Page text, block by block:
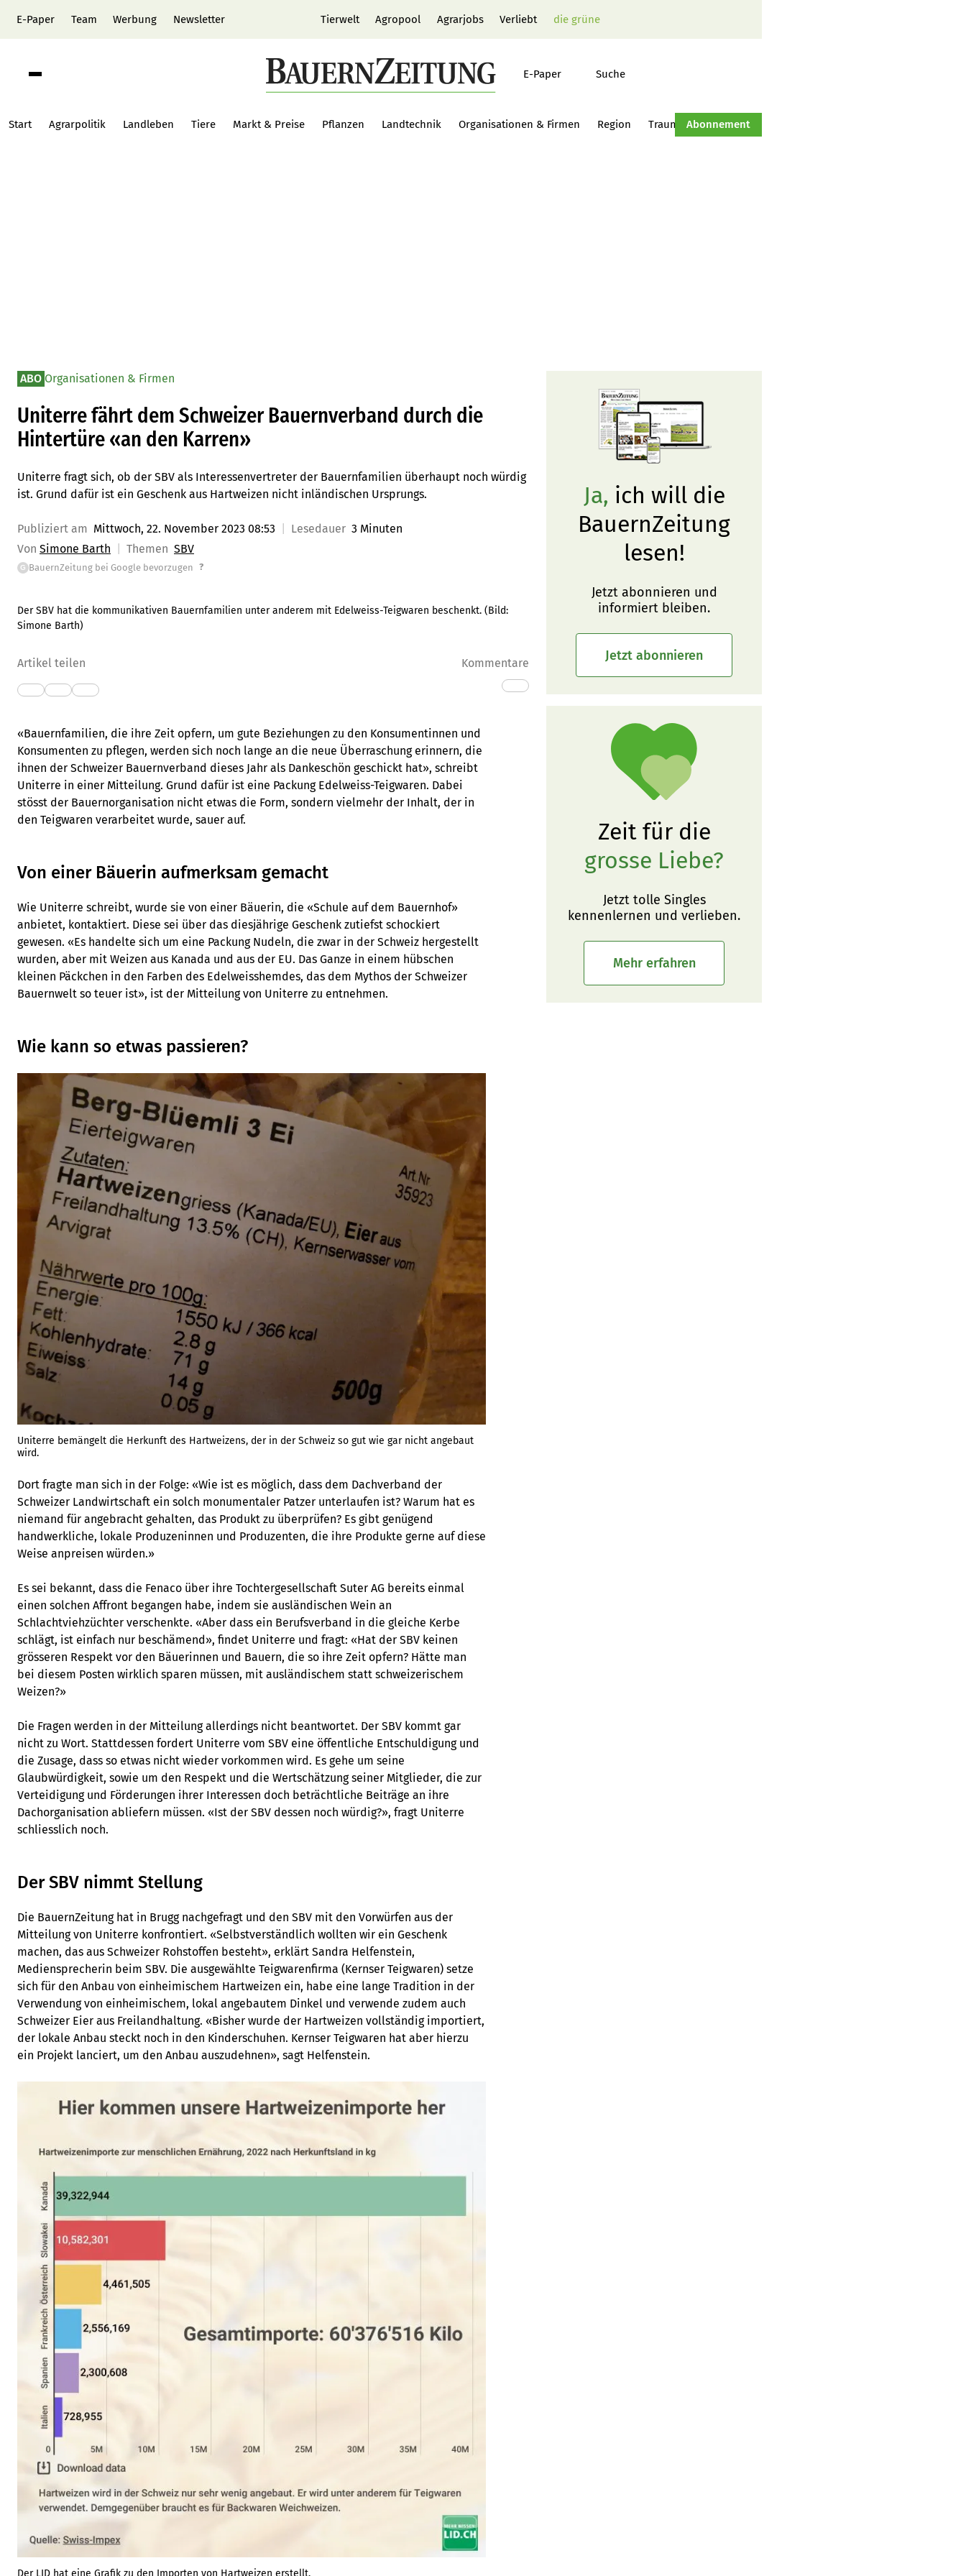
E-Paper Team Werbung Newsletter Tierwelt Agropool Agrarjobs Verliebt die grüne
E-Paper Suche
Start Agrarpolitik Landleben Tiere Markt & Preise Pflanzen Landtechnik Organisationen & Firmen Region Traumtraktor Hof-Management
Abonnement
ABO Organisationen & Firmen
Uniterre fährt dem Schweizer Bauernverband durch die
Hintertüre «an den Karren»
Uniterre fragt sich, ob der SBV als Interessenvertreter der Bauernfamilien überhaupt noch würdig
ist. Grund dafür ist ein Geschenk aus Hartweizen nicht inländischen Ursprungs.
Publiziert am Mittwoch, 22. November 2023 08:53 Lesedauer 3 Minuten
Von Simone Barth Themen SBV
G BauernZeitung bei Google bevorzugen ?
Der SBV hat die kommunikativen Bauernfamilien unter anderem mit Edelweiss-Teigwaren beschenkt. (Bild:
Simone Barth)
Artikel teilen Kommentare
«Bauernfamilien, die ihre Zeit opfern, um gute Beziehungen zu den Konsumentinnen und
Konsumenten zu pflegen, werden sich noch lange an die neue Überraschung erinnern, die
ihnen der Schweizer Bauernverband dieses Jahr als Dankeschön geschickt hat», schreibt
Uniterre in einer Mitteilung. Grund dafür ist eine Packung Edelweiss-Teigwaren. Dabei
stösst der Bauernorganisation nicht etwas die Form, sondern vielmehr der Inhalt, der in
den Teigwaren verarbeitet wurde, sauer auf.
Von einer Bäuerin aufmerksam gemacht
Wie Uniterre schreibt, wurde sie von einer Bäuerin, die «Schule auf dem Bauernhof»
anbietet, kontaktiert. Diese sei über das diesjährige Geschenk zutiefst schockiert
gewesen. «Es handelte sich um eine Packung Nudeln, die zwar in der Schweiz hergestellt
wurden, aber mit Weizen aus Kanada und aus der EU. Das Ganze in einem hübschen
kleinen Päckchen in den Farben des Edelweisshemdes, das dem Mythos der Schweizer
Bauernwelt so teuer ist», ist der Mitteilung von Uniterre zu entnehmen.
Wie kann so etwas passieren?
Uniterre bemängelt die Herkunft des Hartweizens, der in der Schweiz so gut wie gar nicht angebaut
wird.
Dort fragte man sich in der Folge: «Wie ist es möglich, dass dem Dachverband der
Schweizer Landwirtschaft ein solch monumentaler Patzer unterlaufen ist? Warum hat es
niemand für angebracht gehalten, das Produkt zu überprüfen? Es gibt genügend
handwerkliche, lokale Produzeninnen und Produzenten, die ihre Produkte gerne auf diese
Weise anpreisen würden.»
Es sei bekannt, dass die Fenaco über ihre Tochtergesellschaft Suter AG bereits einmal
einen solchen Affront begangen habe, indem sie ausländischen Wein an
Schlachtviehzüchter verschenkte. «Aber dass ein Berufsverband in die gleiche Kerbe
schlägt, ist einfach nur beschämend», findet Uniterre und fragt: «Hat der SBV keinen
grösseren Respekt vor den Bäuerinnen und Bauern, die so ihre Zeit opfern? Hätte man
bei diesem Posten wirklich sparen müssen, mit ausländischem statt schweizerischem
Weizen?»
Die Fragen werden in der Mitteilung allerdings nicht beantwortet. Der SBV kommt gar
nicht zu Wort. Stattdessen fordert Uniterre vom SBV eine öffentliche Entschuldigung und
die Zusage, dass so etwas nicht wieder vorkommen wird. Es gehe um seine
Glaubwürdigkeit, sowie um den Respekt und die Wertschätzung seiner Mitglieder, die zur
Verteidigung und Förderungen ihrer Interessen doch beträchtliche Beiträge an ihre
Dachorganisation abliefern müssen. «Ist der SBV dessen noch würdig?», fragt Uniterre
schliesslich noch.
Der SBV nimmt Stellung
Die BauernZeitung hat in Brugg nachgefragt und den SBV mit den Vorwürfen aus der
Mitteilung von Uniterre konfrontiert. «Selbstverständlich wollten wir ein Geschenk
machen, das aus Schweizer Rohstoffen besteht», erklärt Sandra Helfenstein,
Mediensprecherin beim SBV. Die ausgewählte Teigwarenfirma (Kernser Teigwaren) setze
sich für den Anbau von einheimischem Hartweizen ein, habe eine lange Tradition in der
Verwendung von einheimischem, lokal angebautem Dinkel und verwende zudem auch
Schweizer Eier aus Freilandhaltung. «Bisher wurde der Hartweizen vollständig importiert,
der lokale Anbau steckt noch in den Kinderschuhen. Kernser Teigwaren hat aber hierzu
ein Projekt lanciert, um den Anbau auszudehnen», sagt Helfenstein.
Ja, ich will die
BauernZeitung
lesen!
Jetzt abonnieren und
informiert bleiben.
Jetzt abonnieren
Zeit für die
grosse Liebe?
Jetzt tolle Singles
kennenlernen und verlieben.
Mehr erfahren